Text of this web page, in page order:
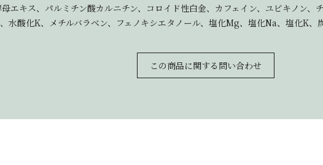
エキス、パルミチン酸カルニチン、コロイド性白金、カフェイン、ユビキノン
水酸化K、メチルバラベン、フェノキシエタノール、塩化Mg、塩化Na、塩化K
この商品に関する問い合わせ